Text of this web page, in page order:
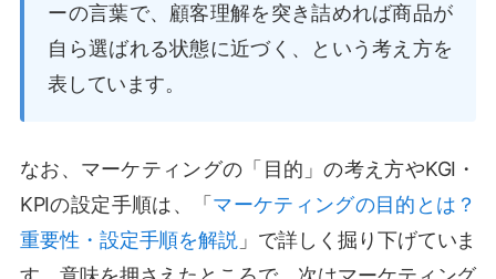
ーの言葉で、顧客理解を突き詰めれば商品が
自ら選ばれる状態に近づく、という考え方を
表しています。
なお、マーケティングの「目的」の考え方やKGI・
KPIの設定手順は、「 マーケティングの目的とは？
重要性・設定手順を解説 」で詳しく掘り下げていま